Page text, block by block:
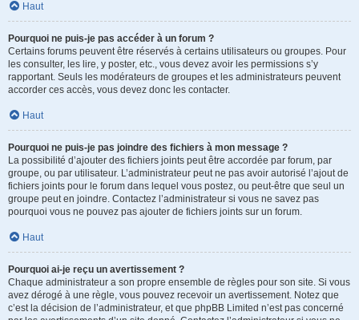
Haut
Pourquoi ne puis-je pas accéder à un forum ?
Certains forums peuvent être réservés à certains utilisateurs ou groupes. Pour
les consulter, les lire, y poster, etc., vous devez avoir les permissions s’y
rapportant. Seuls les modérateurs de groupes et les administrateurs peuvent
accorder ces accès, vous devez donc les contacter.
Haut
Pourquoi ne puis-je pas joindre des fichiers à mon message ?
La possibilité d’ajouter des fichiers joints peut être accordée par forum, par
groupe, ou par utilisateur. L’administrateur peut ne pas avoir autorisé l’ajout de
fichiers joints pour le forum dans lequel vous postez, ou peut-être que seul un
groupe peut en joindre. Contactez l’administrateur si vous ne savez pas
pourquoi vous ne pouvez pas ajouter de fichiers joints sur un forum.
Haut
Pourquoi ai-je reçu un avertissement ?
Chaque administrateur a son propre ensemble de règles pour son site. Si vous
avez dérogé à une règle, vous pouvez recevoir un avertissement. Notez que
c’est la décision de l’administrateur, et que phpBB Limited n’est pas concerné